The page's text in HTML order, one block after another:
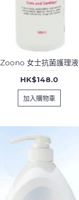
Zoono 女士抗菌護理液
HK$148.0
加入購物車